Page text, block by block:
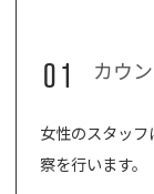
01 カウ
女性のスタッ
察を行います。